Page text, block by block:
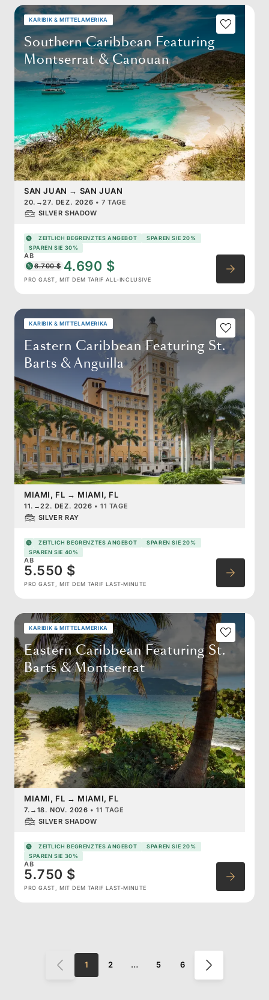
KARIBIK & MITTELAMERIKA
Southern Caribbean Featuring
Montserrat & Canouan
SAN JUAN → SAN JUAN
20. →27. DEZ. 2026 •7 TAGE
SILVER SHADOW
ZEITLICH BEGRENZTES ANGEBOT
SPAREN SIE 20%
SPAREN SIE 30%
AB
6.700 $ 4.690 $
PRO GAST, MIT DEM TARIF ALL-INCLUSIVE
KARIBIK & MITTELAMERIKA
Eastern Caribbean Featuring St.
Barts & Anguilla
MIAMI, FL → MIAMI, FL
11. →22. DEZ. 2026 •11 TAGE
SILVER RAY
ZEITLICH BEGRENZTES ANGEBOT
SPAREN SIE 20%
SPAREN SIE 40%
AB
5.550 $
PRO GAST, MIT DEM TARIF LAST-MINUTE
KARIBIK & MITTELAMERIKA
Eastern Caribbean Featuring St.
Barts & Montserrat
MIAMI, FL → MIAMI, FL
7. → 18. NOV. 2026 •11 TAGE
SILVER SHADOW
ZEITLICH BEGRENZTES ANGEBOT
SPAREN SIE 20%
SPAREN SIE 30%
AB
5.750 $
PRO GAST, MIT DEM TARIF LAST-MINUTE
1 2 … 5 6